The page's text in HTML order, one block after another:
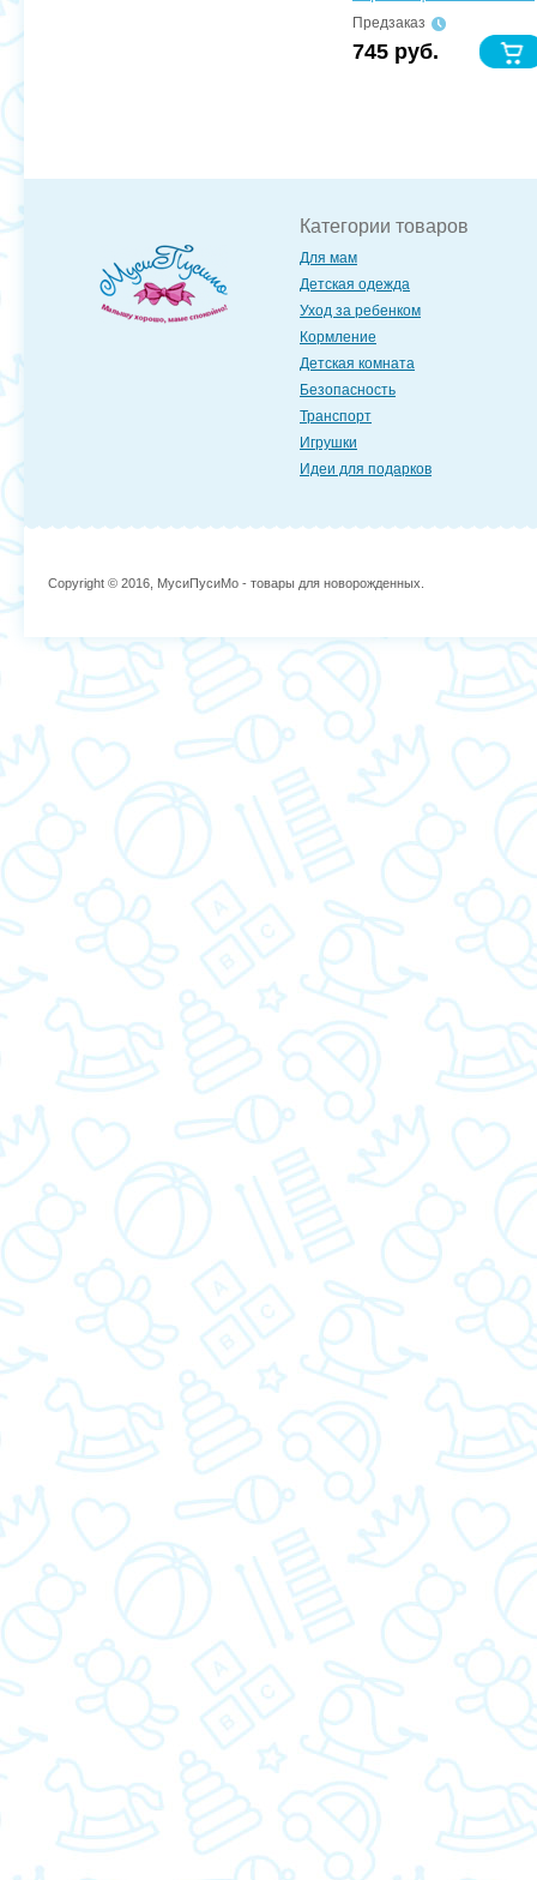
Предзаказ
745 руб.
Категории товаров
Для мам
Детская одежда
Уход за ребенком
Кормление
Детская комната
Безопасность
Транспорт
Игрушки
Идеи для подарков
Copyright © 2016, МусиПусиМо - товары для новорожденных.